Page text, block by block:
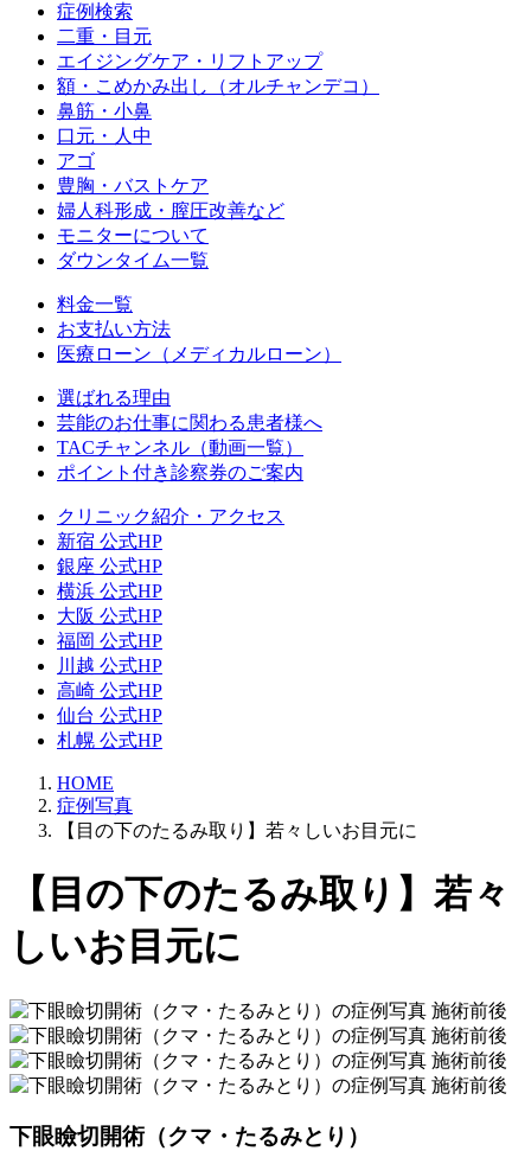
症例検索
二重・目元
エイジングケア・リフトアップ
額・こめかみ出し（オルチャンデコ）
鼻筋・小鼻
口元・人中
アゴ
豊胸・バストケア
婦人科形成・膣圧改善など
モニターについて
ダウンタイム一覧
料金一覧
お支払い方法
医療ローン（メディカルローン）
選ばれる理由
芸能のお仕事に関わる患者様へ
TACチャンネル（動画一覧）
ポイント付き診察券のご案内
クリニック紹介・アクセス
新宿 公式HP
銀座 公式HP
横浜 公式HP
大阪 公式HP
福岡 公式HP
川越 公式HP
高崎 公式HP
仙台 公式HP
札幌 公式HP
HOME
症例写真
【目の下のたるみ取り】若々しいお目元に
【目の下のたるみ取り】若々
しいお目元に
下眼瞼切開術（クマ・たるみとり）